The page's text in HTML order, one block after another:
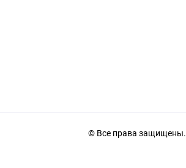
© Все права защищены.